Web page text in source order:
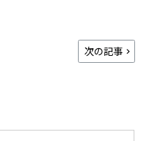
次の記事